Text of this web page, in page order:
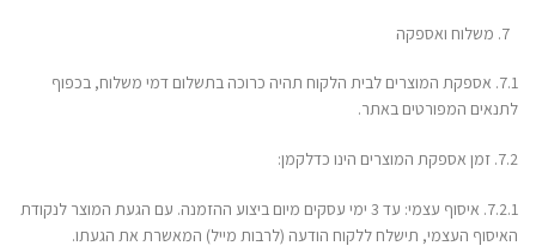
משלוח ואספקה
7.1. אספקת המוצרים לבית הלקוח תהיה כרוכה בתשלום דמי משלוח, בכפוף
לתנאים המפורטים באתר.
7.2. זמן אספקת המוצרים הינו כדלקמן:
7.2.1. איסוף עצמי: עד 3 ימי עסקים מיום ביצוע ההזמנה. עם הגעת המוצר לנקודת
האיסוף העצמי, תישלח ללקוח הודעה (לרבות מייל) המאשרת את הגעתו.